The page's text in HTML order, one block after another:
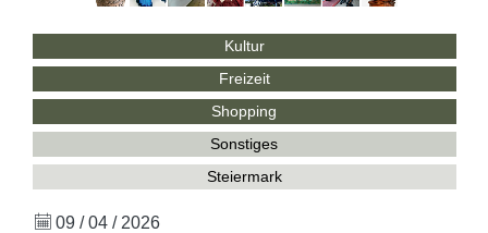
Kultur
Freizeit
Shopping
Sonstiges
Steiermark
09 / 04 / 2026